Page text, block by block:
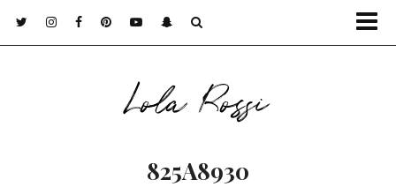
Lola Rossi
825A8930